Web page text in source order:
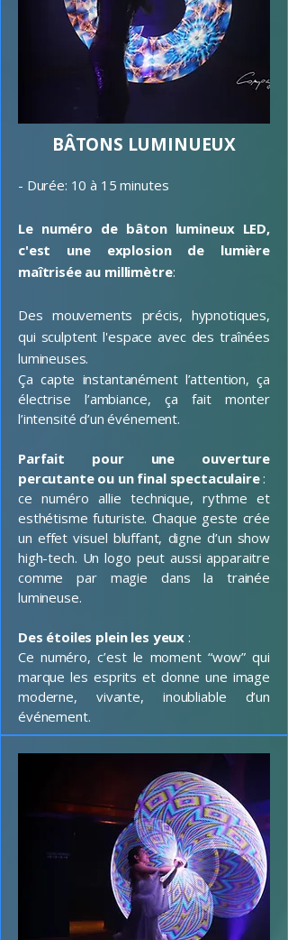
BÂTONS LUMINUEUX
- Durée: 10 à 15 minutes
Le numéro de bâton lumineux LED,
c'est une explosion de lumière
maîtrisée au millimètre:
Des mouvements précis, hypnotiques,
qui sculptent l'espace avec des traînées
lumineuses.
Ça capte instantanément l’attention, ça
électrise l’ambiance, ça fait monter
l’intensité d’un événement.
Parfait pour une ouverture
percutante ou un final spectaculaire:
ce numéro allie technique, rythme et
esthétisme futuriste. Chaque geste crée
un effet visuel bluffant, digne d’un show
high-tech. Un logo peut aussi apparaitre
comme par magie dans la trainée
lumineuse.
Des étoiles plein les yeux :
Ce numéro, c’est le moment “wow” qui
marque les esprits et donne une image
moderne, vivante, inoubliable d’un
événement.